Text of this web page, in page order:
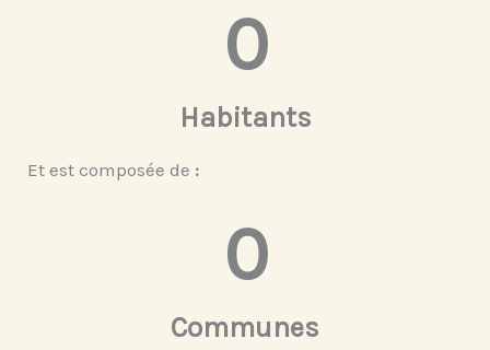
Habitants
0
Et est composée de :
Communes
0